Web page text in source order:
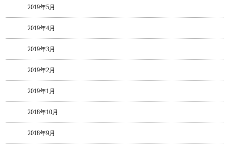
2019年5月
2019年4月
2019年3月
2019年2月
2019年1月
2018年10月
2018年9月